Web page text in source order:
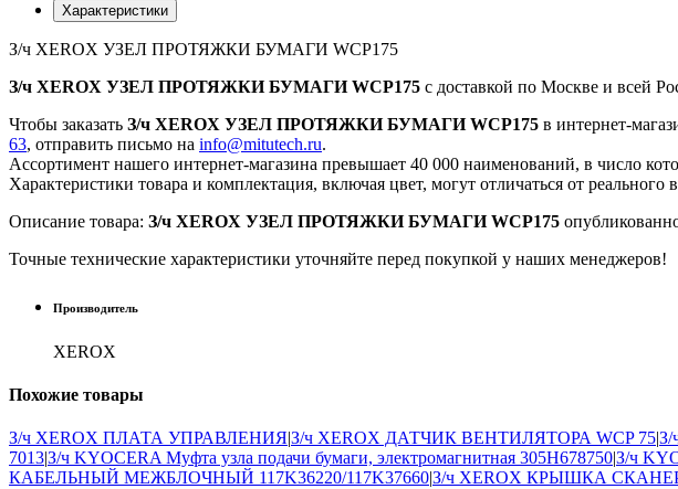
Характеристики
З/ч XEROX УЗЕЛ ПРОТЯЖКИ БУМАГИ WCP175
З/ч XEROX УЗЕЛ ПРОТЯЖКИ БУМАГИ WCP175 с доставкой по Москве и всей
Чтобы заказать З/ч XEROX УЗЕЛ ПРОТЯЖКИ БУМАГИ WCP175 в интернет-
63, отправить письмо на info@mitutech.ru.
Ассортимент нашего интернет-магазина превышает 40 000 наименований, в число
Характеристики товара и комплектация, включая цвет, могут отличаться от
Описание товара: З/ч XEROX УЗЕЛ ПРОТЯЖКИ БУМАГИ WCP175
Точные технические характеристики уточняйте перед покупкой у наших менеджеров!
Производитель
XEROX
Похожие товары
З/ч XEROX ПЛАТА УПРАВЛЕНИЯ|З/ч XEROX ДАТЧИК ВЕНТИЛЯТОРА WCP 75|З/
7013|З/ч KYOCERA Муфта узла подачи бумаги, электромагнитная 305H678750|З/ч
КАБЕЛЬНЫЙ МЕЖБЛОЧНЫЙ 117K36220/117K37660|З/ч XEROX КРЫШКА